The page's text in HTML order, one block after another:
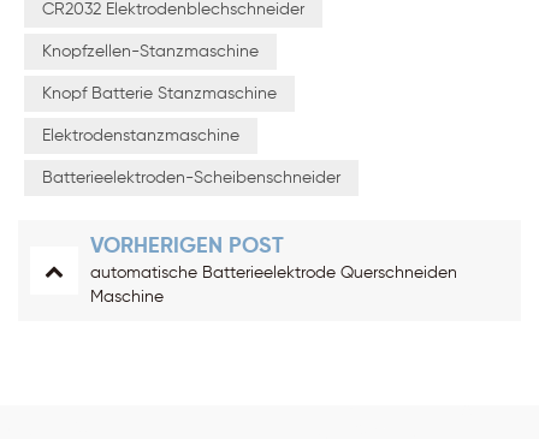
CR2032 Elektrodenblechschneider
Knopfzellen-Stanzmaschine
Knopf Batterie Stanzmaschine
Elektrodenstanzmaschine
Batterieelektroden-Scheibenschneider
VORHERIGEN POST
automatische Batterieelektrode Querschneiden
Maschine